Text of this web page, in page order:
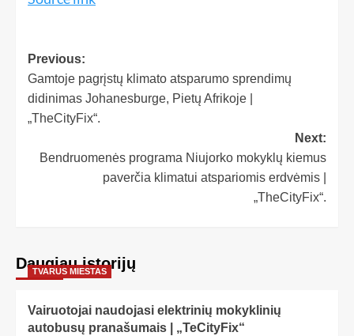
Previous:
Gamtoje pagrįstų klimato atsparumo sprendimų
didinimas Johanesburge, Pietų Afrikoje |
„TheCityFix“.
Next:
Bendruomenės programa Niujorko mokyklų kiemus
paverčia klimatui atspariomis erdvėmis |
„TheCityFix“.
Daugiau istorijų
TVARUS MIESTAS
Vairuotojai naudojasi elektrinių mokyklinių
autobusų pranašumais | „TeCityFix“